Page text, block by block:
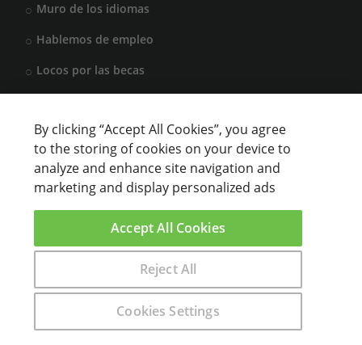
Encuentra aquí el curso que buscas
Muro de los idiomas
Hablemos de empleo
Locos por las becas
CENTROS DE FORMACIÓN
Anunciar cursos
USUARIOS
Aviso legal
By clicking “Accept All Cookies”, you agree
to the storing of cookies on your device to
analyze and enhance site navigation and
marketing and display personalized ads
Cookies Settings
Reject All
Accept All Cookies